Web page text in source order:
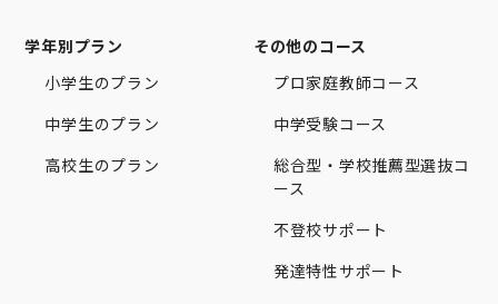
学年別プラン
小学生のプラン
中学生のプラン
高校生のプラン
その他のコース
プロ家庭教師コース
中学受験コース
総合型・学校推薦型選抜コ
ース
不登校サポート
発達特性サポート